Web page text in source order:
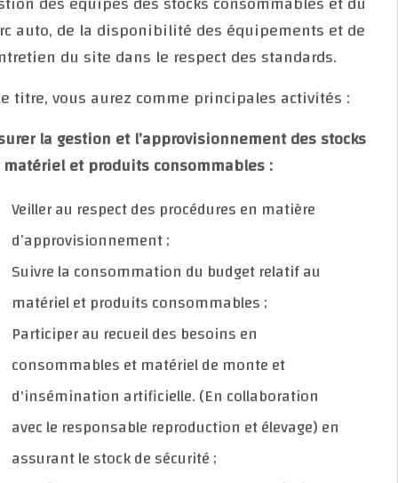
parc auto, de la disponibilité des équipements et de
l’entretien du site dans le respect des standards.
A ce titre, vous aurez comme principales activités :
Assurer la gestion et l’approvisionnement des
en matériel et produits consommables :
Veiller au respect des procédures en matière
d’approvisionnement ;
Suivre la consommation du budget relatif au
matériel et produits consommables ;
Participer au recueil des besoins en
consommables et matériel de monte et
d'insémination artificielle. (En collaboration
avec le responsable reproduction et élevage) en
assurant le stock de sécurité ;